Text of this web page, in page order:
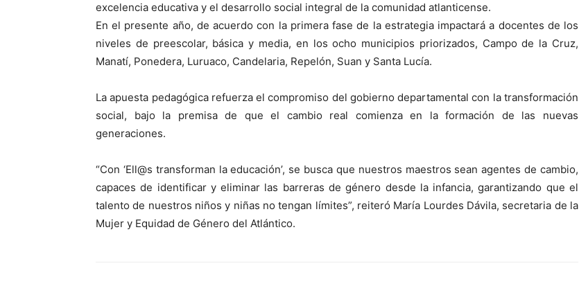
excelencia educativa y el desarrollo social integral de la comunidad atlanticense.
En el presente año, de acuerdo con la primera fase de la estrategia impactará a docentes de los
niveles de preescolar, básica y media, en los ocho municipios priorizados, Campo de la Cruz,
Manatí, Ponedera, Luruaco, Candelaria, Repelón, Suan y Santa Lucía.
La apuesta pedagógica refuerza el compromiso del gobierno departamental con la transformación
social, bajo la premisa de que el cambio real comienza en la formación de las nuevas
generaciones.
“Con ‘Ell@s transforman la educación’, se busca que nuestros maestros sean agentes de cambio,
capaces de identificar y eliminar las barreras de género desde la infancia, garantizando que el
talento de nuestros niños y niñas no tengan límites”, reiteró María Lourdes Dávila, secretaria de la
Mujer y Equidad de Género del Atlántico.